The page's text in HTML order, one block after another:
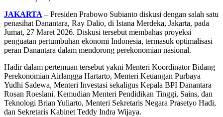
JAKARTA – Presiden Prabowo Subianto diskusi dengan salah satu
penasihat Danantara, Ray Dalio, di Istana Merdeka, Jakarta, pada
Jumat, 27 Maret 2026. Diskusi tersebut membahas proyeksi
penguatan pertumbuhan ekonomi Indonesia, termasuk optimalisasi
peran Danantara dalam mendorong perekonomian nasional.
Hadir dalam pertemuan tersebut yakni Menteri Koordinator Bidang
Perekonomian Airlangga Hartarto, Menteri Keuangan Purbaya
Yudhi Sadewa, Menteri Investasi sekaligus Kepala BPI Danantara
Rosan Roeslani. Kemudian Menteri Pendidikan Tinggi, Sains, dan
Teknologi Brian Yuliarto, Menteri Sekretaris Negara Prasetyo Hadi,
dan Sekretaris Kabinet Teddy Indra Wijaya.